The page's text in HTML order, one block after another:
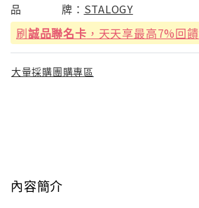
品
牌： STALOGY
刷誠品聯名卡 ，天天享最高7%回饋
大量採購團購專區
內容簡介